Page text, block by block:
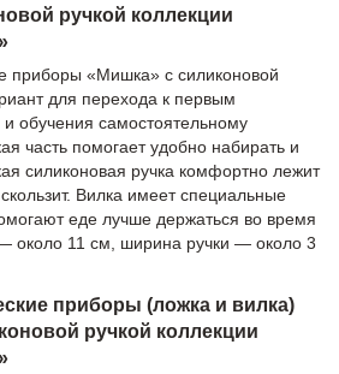
ручкой коллекции
приборы «Мишка» с силиконовой
для перехода к первым
обучения самостоятельному
часть помогает удобно набирать и
силиконовая ручка комфортно лежит
Вилка имеет специальные
еде лучше держаться во время
около 11 см, ширина ручки — около 3
приборы (ложка и вилка)
ручкой коллекции